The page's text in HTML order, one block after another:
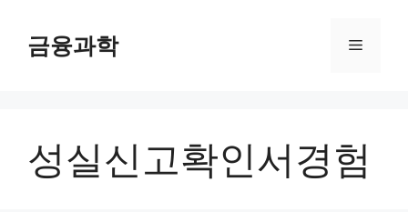
금융과학 메
성실신고확인서경험